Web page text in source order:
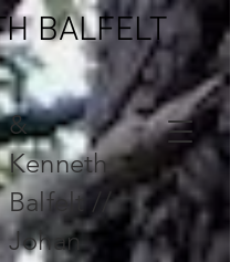
BALFELT
&
Kenneth
Balfelt //
Johan